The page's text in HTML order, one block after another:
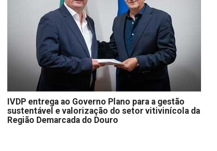
IVDP entrega ao Governo Plano para a gestão
sustentável e valorização do setor vitivinícola da
Região Demarcada do Douro